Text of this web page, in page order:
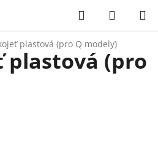
Hľadať
KOŠÍK
plastová (pro Q modely)
plastová (pro